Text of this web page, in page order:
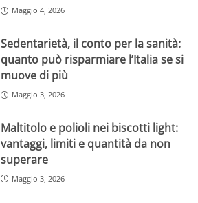
Maggio 4, 2026
Sedentarietà, il conto per la sanità:
quanto può risparmiare l’Italia se si
muove di più
Maggio 3, 2026
Maltitolo e polioli nei biscotti light:
vantaggi, limiti e quantità da non
superare
Maggio 3, 2026